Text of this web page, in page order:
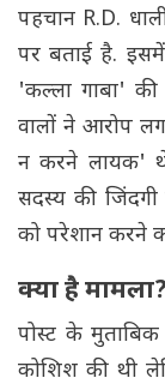
पहचान R.D.
पर बताई है.
'कल्ला गाबा' की
वालों ने आरोप
न करने लायक'
सदस्य की
को परेशान करने
क्या है मामला?
पोस्ट के
कोशिश की थी